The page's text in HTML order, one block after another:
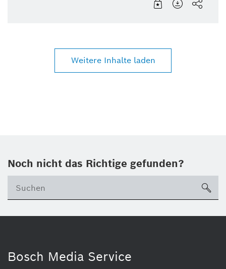
Weitere Inhalte laden
Noch nicht das Richtige gefunden?
Bosch Media Service